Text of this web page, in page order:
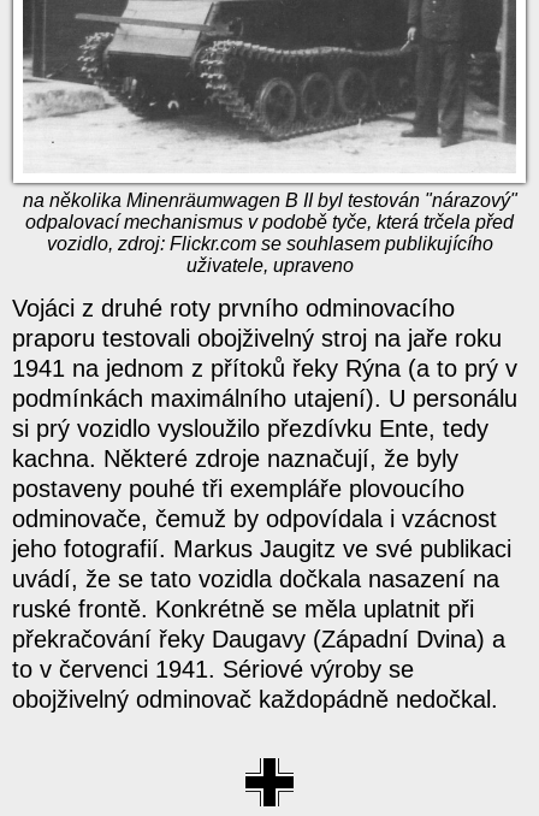
na několika Minenräumwagen B II byl testován "nárazový"
odpalovací mechanismus v podobě tyče, která trčela před
vozidlo, zdroj: Flickr.com se souhlasem publikujícího
uživatele, upraveno
Vojáci z druhé roty prvního odminovacího
praporu testovali obojživelný stroj na jaře roku
1941 na jednom z přítoků řeky Rýna (a to prý v
podmínkách maximálního utajení). U personálu
si prý vozidlo vysloužilo přezdívku Ente, tedy
kachna. Některé zdroje naznačují, že byly
postaveny pouhé tři exempláře plovoucího
odminovače, čemuž by odpovídala i vzácnost
jeho fotografií. Markus Jaugitz ve své publikaci
uvádí, že se tato vozidla dočkala nasazení na
ruské frontě. Konkrétně se měla uplatnit při
překračování řeky Daugavy (Západní Dvina) a
to v červenci 1941. Sériové výroby se
obojživelný odminovač každopádně nedočkal.